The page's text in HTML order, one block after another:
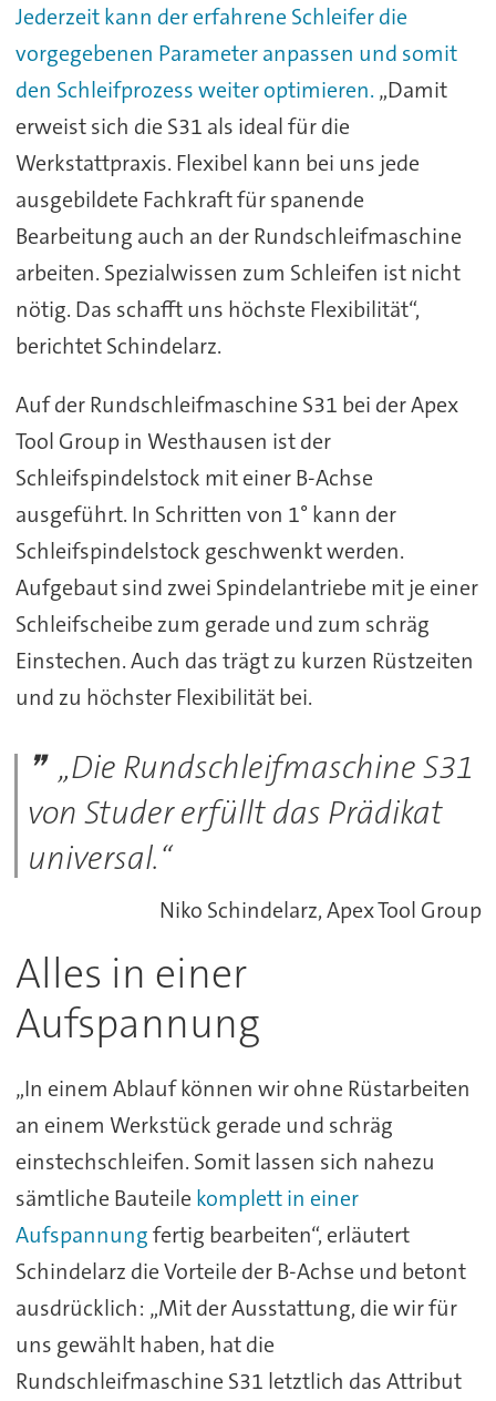
Jederzeit kann der erfahrene Schleifer die
vorgegebenen Parameter anpassen und somit
den Schleifprozess weiter optimieren. „Damit
erweist sich die S31 als ideal für die
Werkstattpraxis. Flexibel kann bei uns jede
ausgebildete Fachkraft für spanende
Bearbeitung auch an der Rundschleifmaschine
arbeiten. Spezialwissen zum Schleifen ist nicht
nötig. Das schafft uns höchste Flexibilität“,
berichtet Schindelarz.
Auf der Rundschleifmaschine S31 bei der Apex
Tool Group in Westhausen ist der
Schleifspindelstock mit einer B-Achse
ausgeführt. In Schritten von 1° kann der
Schleifspindelstock geschwenkt werden.
Aufgebaut sind zwei Spindelantriebe mit je einer
Schleifscheibe zum gerade und zum schräg
Einstechen. Auch das trägt zu kurzen Rüstzeiten
und zu höchster Flexibilität bei.
„Die Rundschleifmaschine S31
von Studer erfüllt das Prädikat
universal.“
Niko Schindelarz, Apex Tool Group
Alles in einer
Aufspannung
„In einem Ablauf können wir ohne Rüstarbeiten
an einem Werkstück gerade und schräg
einstechschleifen. Somit lassen sich nahezu
sämtliche Bauteile komplett in einer
Aufspannungfertig bearbeiten“, erläutert
Schindelarz die Vorteile der B-Achse und betont
ausdrücklich: „Mit der Ausstattung, die wir für
uns gewählt haben, hat die
Rundschleifmaschine S31 letztlich das Attribut